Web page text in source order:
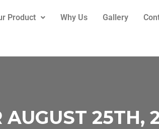
Product Why Us Gallery
AUGUST 25TH,